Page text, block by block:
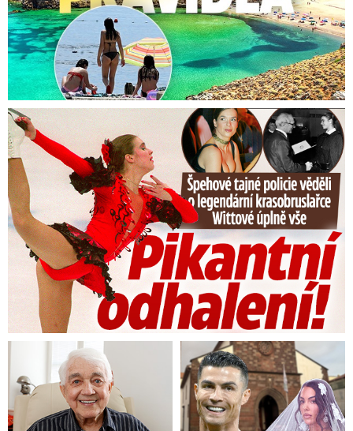
Tajná policie špehovala krasobruslařku Wittovou: Pikantní ...